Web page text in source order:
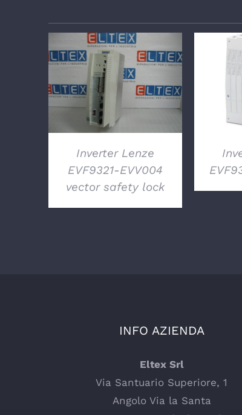
DETTAGLI
Inverter Lenze
EVF9321-EVV004
vector safety lock
INFO AZIENDA
Eltex Srl
Via Santuario Superiore, 1
Angolo Via la Santa